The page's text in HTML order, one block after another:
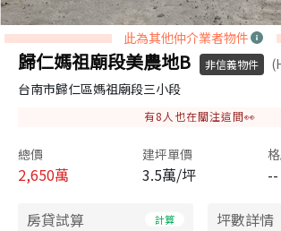
此為其他仲介業者物件
歸仁媽祖廟段美農地B 非信義物件
台南市歸仁區媽祖廟段三小段
有8 人也在關注這間👀
總價
2,650萬
建坪單價
3.5萬/坪 --
房貸試算 計算 坪數詳情